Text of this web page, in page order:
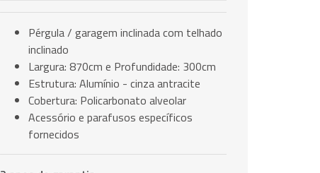
Pérgula / garagem inclinada com telhado
inclinado
Largura: 870cm e Profundidade: 300cm
Estrutura: Alumínio - cinza antracite
Cobertura: Policarbonato alveolar
Acessório e parafusos específicos
fornecidos